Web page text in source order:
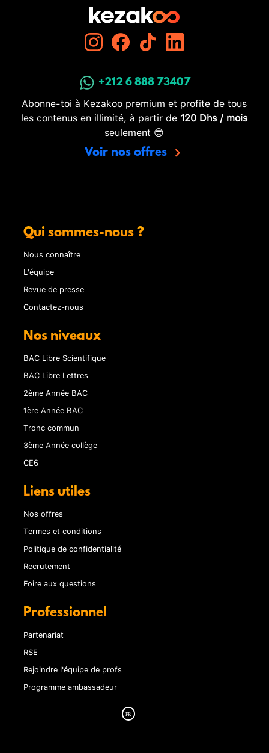
+212 6 888 73407
Abonne-toi à Kezakoo premium et profite de tous
les contenus en illimité, à partir de 120 Dhs / mois
seulement 😎
Voir nos offres
Qui sommes-nous ?
Nous connaître
L'équipe
Revue de presse
Contactez-nous
Nos niveaux
BAC Libre Scientifique
BAC Libre Lettres
2ème Année BAC
1ère Année BAC
Tronc commun
3ème Année collège
CE6
Liens utiles
Nos offres
Termes et conditions
Politique de confidentialité
Recrutement
Foire aux questions
Professionnel
Partenariat
RSE
Rejoindre l'équipe de profs
Programme ambassadeur